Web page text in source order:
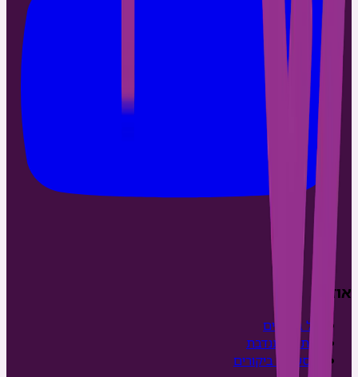
אודות
על ביקורים
כיתה מתנדבת
מסע של ביקורים